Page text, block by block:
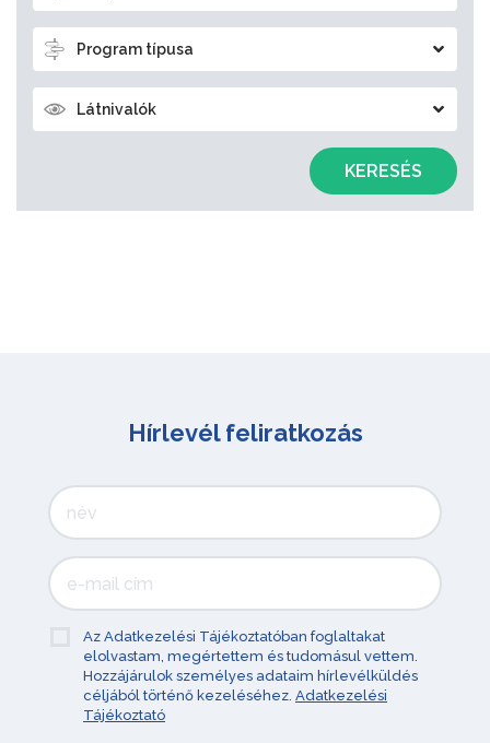
Program típusa
Látnivalók
KERESÉS
Hírlevél feliratkozás
Az Adatkezelési Tájékoztatóban foglaltakat
elolvastam, megértettem és tudomásul vettem.
Hozzájárulok személyes adataim hírlevélküldés
céljából történő kezeléséhez. Adatkezelési
Tájékoztató